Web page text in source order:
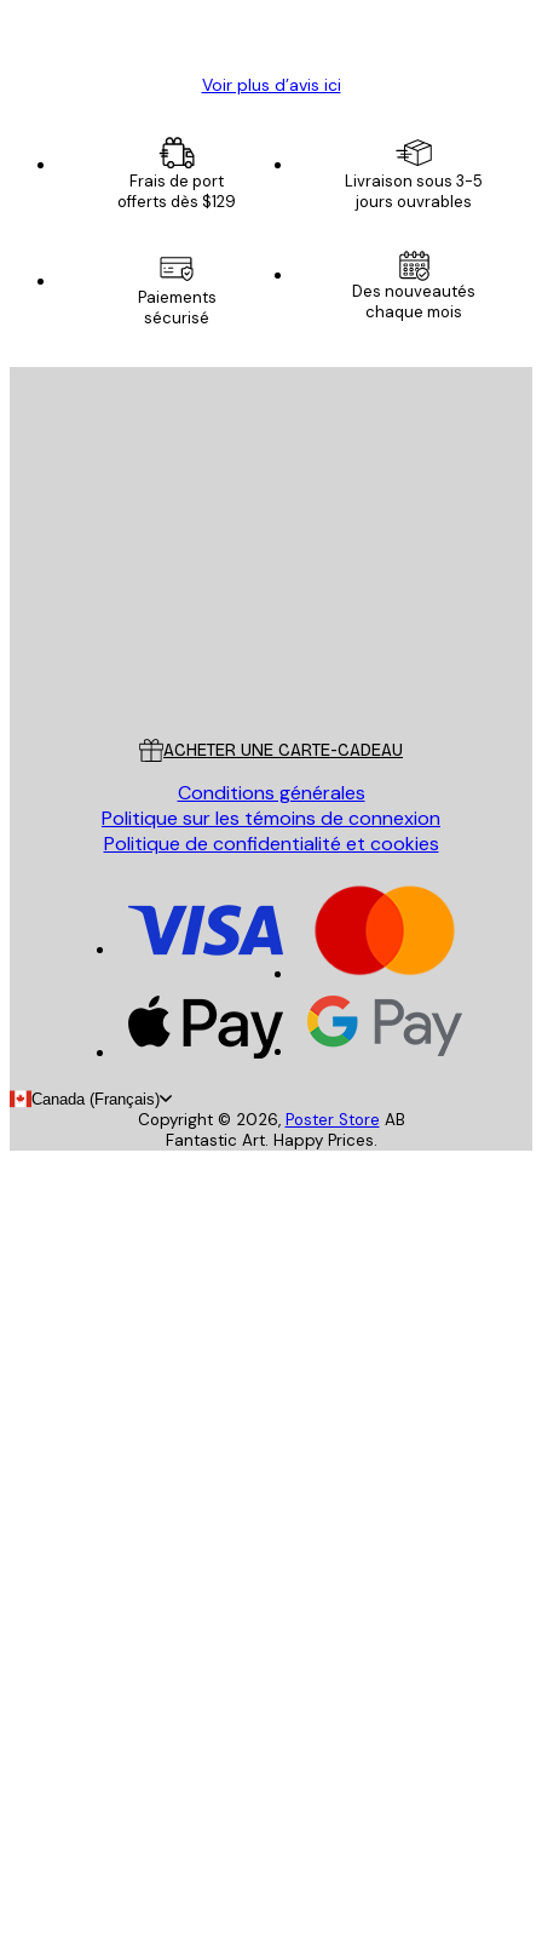
Voir plus d’avis ici
Frais de port
offerts dès $129
Livraison sous 3-5
jours ouvrables
Paiements
sécurisé
Des nouveautés
chaque mois
ACHETER UNE CARTE-CADEAU
Conditions générales
Politique sur les témoins de connexion
Politique de confidentialité et cookies
Canada (Français)
Copyright © 2026, Poster Store AB
Fantastic Art. Happy Prices.